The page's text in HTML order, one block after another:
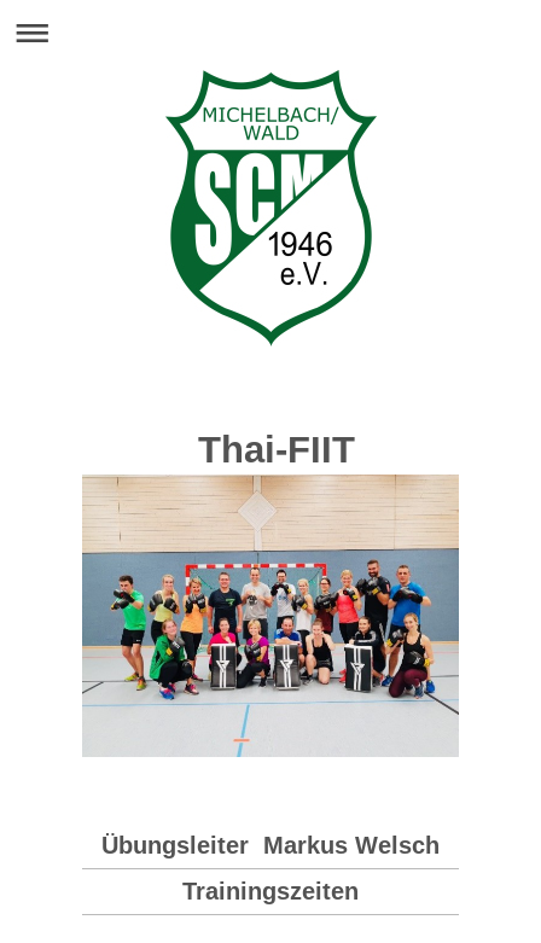
Thai-FIIT
Übungsleiter Markus Welsch
Trainingszeiten